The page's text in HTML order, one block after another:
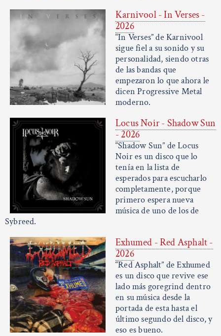
Karnivool - In Verses -
2026
“In Verses” de Karnivool
sigue fiel a su sonido y su
personalidad, siendo otras
de las bandas que
empezaron lo que ahora le
dicen Progressive Metal
moderno.
Locus Noir - Shadow Sun
- 2026
“Shadow Sun” de Locus
Noir es un disco que lo
tenía en la lista de
esperados para escucharlo
completamente, porque
primero espera nueva
música de uno de los de
Sybreed.
Exhumed - Red Asphalt -
2026
“Red Asphalt” de Exhumed
es un disco que revive ese
lado más goregrind dentro
en su música desde la
portada de esta hasta el
último segundo del disco, y
eso es bueno.